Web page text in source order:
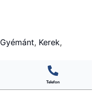
Gyémánt, Kerek,
Telefon